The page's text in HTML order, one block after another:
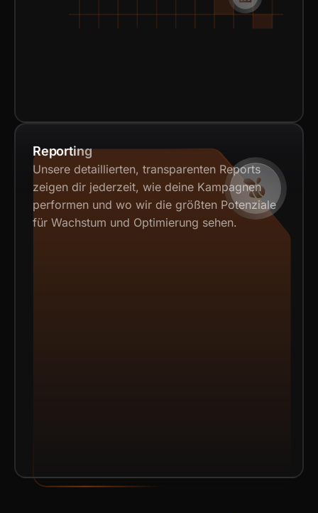
Reporting
Unsere detaillierten, transparenten Reports
zeigen dir jederzeit, wie deine Kampagnen
performen und wo wir die größten Potenziale
für Wachstum und Optimierung sehen.